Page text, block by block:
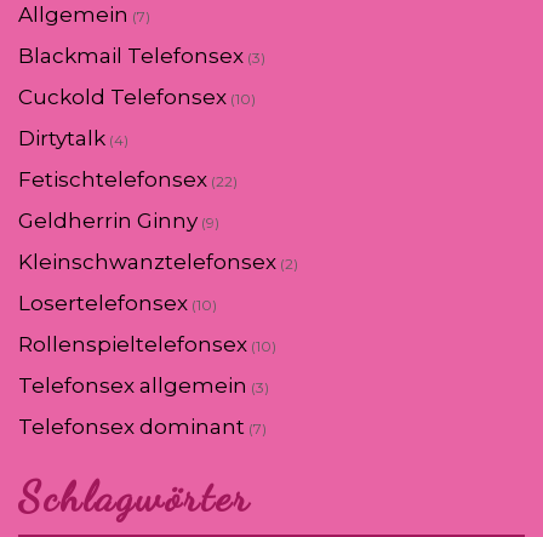
Allgemein (7)
Blackmail Telefonsex (3)
Cuckold Telefonsex (10)
Dirtytalk (4)
Fetischtelefonsex (22)
Geldherrin Ginny (9)
Kleinschwanztelefonsex (2)
Losertelefonsex (10)
Rollenspieltelefonsex (10)
Telefonsex allgemein (3)
Telefonsex dominant (7)
Schlagwörter